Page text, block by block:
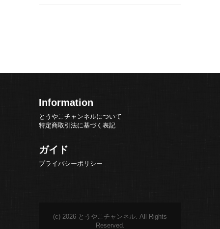
Information
とうやこチャンネルについて
特定商取引法に基づく表記
ガイド
プライバシーポリシー
(c) 2026 とうやこチャンネル. All Rights
Reserved.